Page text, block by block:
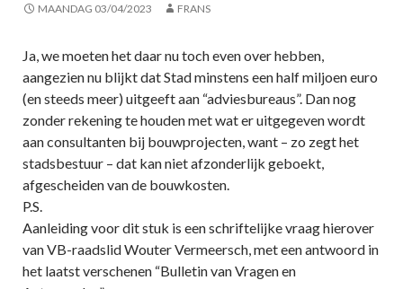
MAANDAG 03/04/2023 FRANS
Ja, we moeten het daar nu toch even over hebben,
aangezien nu blijkt dat Stad minstens een half miljoen euro
(en steeds meer) uitgeeft aan “adviesbureaus”. Dan nog
zonder rekening te houden met wat er uitgegeven wordt
aan consultanten bij bouwprojecten, want – zo zegt het
stadsbestuur – dat kan niet afzonderlijk geboekt,
afgescheiden van de bouwkosten.
P.S.
Aanleiding voor dit stuk is een schriftelijke vraag hierover
van VB-raadslid Wouter Vermeersch, met een antwoord in
het laatst verschenen “Bulletin van Vragen en